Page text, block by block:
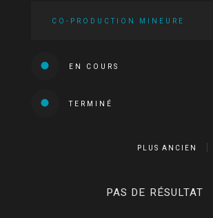
CO-PRODUCTION MINEURE
EN COURS
TERMINÉ
PLUS ANCIEN
PAS DE RÉSULTAT